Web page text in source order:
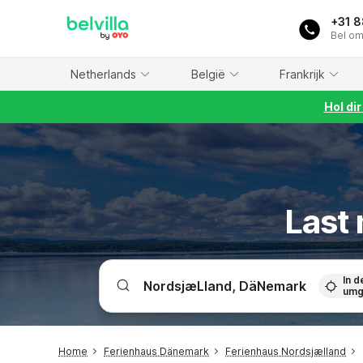
+31
Bel
Netherlands België Frankrijk
Hol
Last
In
Home Ferienhaus Dänemark Ferienhaus Nordsjælland